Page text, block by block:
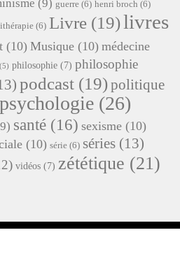
(9) guerre (6) henri broch (6)
(6) Livre (19)livres
(10) Musique (10) médecine
(5) philosophie (7) philosophie
podcast (19)politique
psychologie (26)
santé (16) sexisme (10)
(10) série (6) séries (13)
vidéos (7) zététique (21)